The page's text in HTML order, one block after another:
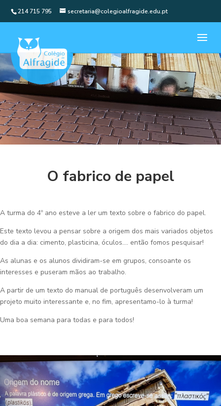
214 715 795 secretaria@colegioalfragide.edu.pt
O fabrico de papel
A turma do 4º ano esteve a ler um texto sobre o fabrico do papel.
Este texto levou a pensar sobre a origem dos mais variados objetos
do dia a dia: cimento, plasticina, óculos…. então fomos pesquisar!
As alunas e os alunos dividiram-se em grupos, consoante os
interesses e puseram mãos ao trabalho.
A partir de um texto do manual de português desenvolveram um
projeto muito interessante e, no fim, apresentamo-lo à turma!
Uma boa semana para todas e para todos!